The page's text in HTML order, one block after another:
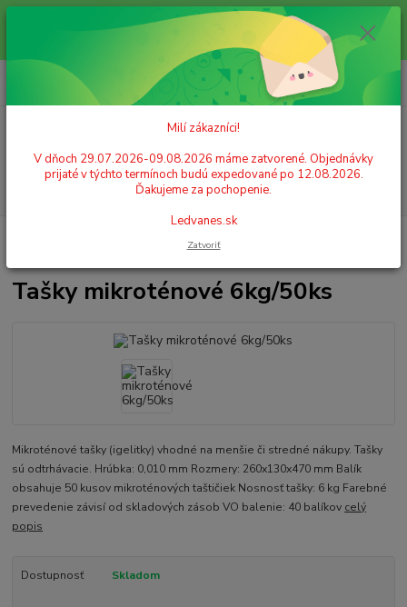
Milí zákazníci! V dňoch 29.07.2026-09.08.2026 máme zatvorené.
Objednávky prijaté v týchto termínoch budú expedované po 12.08.2026.
Ďakujeme za pochopenie. Ledvanes.sk
+421 908 755 958
Po. - Pia. od 9:00 hod. - 16:00 hod.
za0,00 EUR
Tašky mikroténové 6kg/50ks
Mikroténové tašky (igelitky) vhodné na menšie či stredné nákupy. Tašky
sú odtrhávacie. Hrúbka: 0,010 mm Rozmery: 260x130x470 mm Balík
obsahuje 50 kusov mikroténových taštičiek Nosnosť tašky: 6 kg Farebné
prevedenie závisí od skladových zásob VO balenie: 40 balíkov celý
popis
Dostupnosť Skladom
Milí zákazníci!
V dňoch 29.07.2026-09.08.2026 máme zatvorené. Objednávky
prijaté v týchto termínoch budú expedované po 12.08.2026.
Ďakujeme za pochopenie.
Ledvanes.sk
Zatvoriť